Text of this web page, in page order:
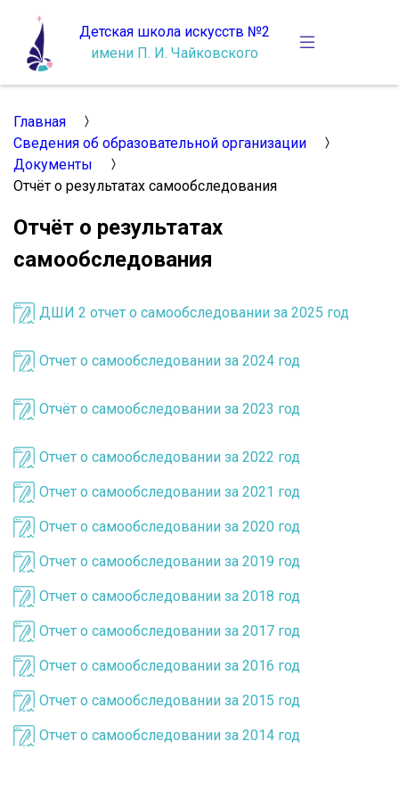
Детская школа искусств №2
имени П. И. Чайковского
Главная
Сведения об образовательной организации
Документы
Отчёт о результатах самообследования
Отчёт о результатах
самообследования
ДШИ 2 отчет о самообследовании за 2025 год
Отчет о самообследовании за 2024 год
Отчёт о самообследовании за 2023 год
Отчет о самообследовании за 2022 год
Отчет о самообследовании за 2021 год
Отчет о самообследовании за 2020 год
Отчет о самообследовании за 2019 год
Отчет о самообследовании за 2018 год
Отчет о самообследовании за 2017 год
Отчет о самообследовании за 2016 год
Отчет о самообследовании за 2015 год
Отчет о самообследовании за 2014 год